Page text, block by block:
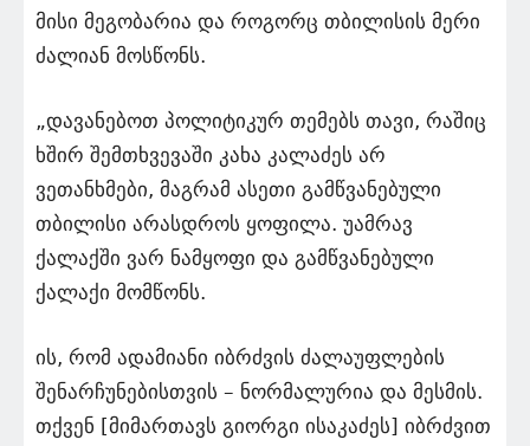
მისი მეგობარია და როგორც თბილისის მერი
ძალიან მოსწონს.
„დავანებოთ პოლიტიკურ თემებს თავი, რაშიც
ხშირ შემთხვევაში კახა კალაძეს არ
ვეთანხმები, მაგრამ ასეთი გამწვანებული
თბილისი არასდროს ყოფილა. უამრავ
ქალაქში ვარ ნამყოფი და გამწვანებული
ქალაქი მომწონს.
ის, რომ ადამიანი იბრძვის ძალაუფლების
შენარჩუნებისთვის – ნორმალურია და მესმის.
თქვენ [მიმართავს გიორგი ისაკაძეს] იბრძვით